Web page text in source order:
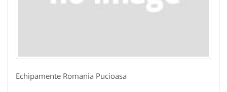
Echipamente Romania Pucioasa